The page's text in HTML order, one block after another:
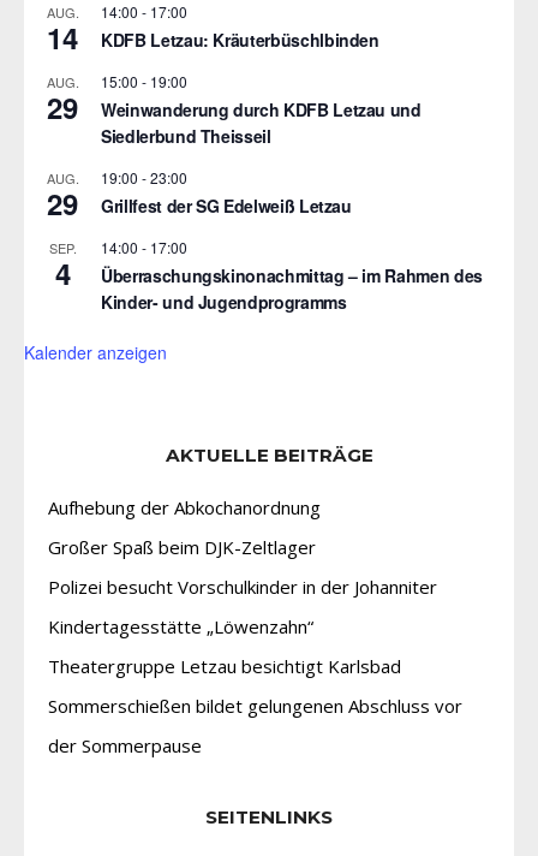
AUG.
14
14:00 - 17:00
KDFB Letzau: Kräuterbüschlbinden
AUG.
29
15:00 - 19:00
Weinwanderung durch KDFB Letzau und
Siedlerbund Theisseil
AUG.
29
19:00 -23:00
Grillfest der SG Edelweiß Letzau
SEP.
4
14:00 - 17:00
Überraschungskinonachmittag – im Rahmen des
Kinder- und Jugendprogramms
Kalender anzeigen
AKTUELLE BEITRÄGE
Aufhebung der Abkochanordnung
Großer Spaß beim DJK-Zeltlager
Polizei besucht Vorschulkinder in der Johanniter
Kindertagesstätte „Löwenzahn“
Theatergruppe Letzau besichtigt Karlsbad
Sommerschießen bildet gelungenen Abschluss vor
der Sommerpause
SEITENLINKS